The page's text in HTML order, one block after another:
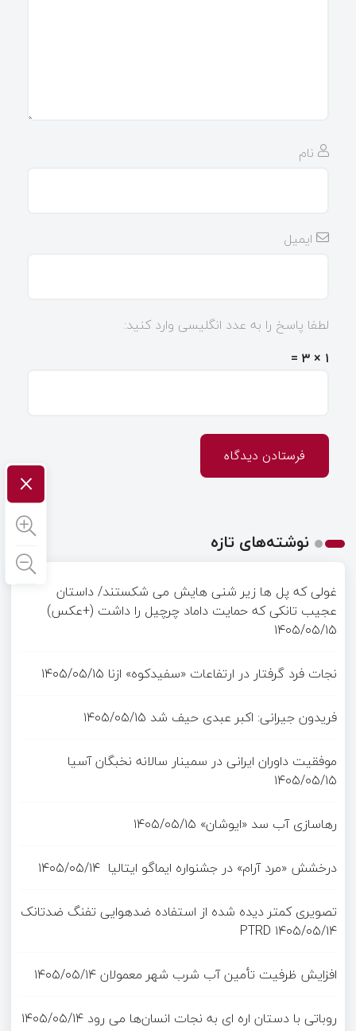
نام
ایمیل
لطفا پاسخ را به عدد انگلیسی وارد کنید:
۱ × ۳ =
نوشته‌های تازه
غولی که پل ها زیر شنی هایش می شکستند/ داستان
عجیب تانکی که حمایت داماد چرچیل را داشت (+عکس)
۱۴۰۵/۰۵/۱۵
نجات فرد گرفتار در ارتفاعات «سفیدکوه» ازنا ۱۴۰۵/۰۵/۱۵
فریدون جیرانی: اکبر عبدی حیف شد ۱۴۰۵/۰۵/۱۵
موفقیت داوران ایرانی در سمینار سالانه نخبگان آسیا
۱۴۰۵/۰۵/۱۵
رهاسازی آب سد «ایوشان» ۱۴۰۵/۰۵/۱۵
درخشش «مرد آرام» در جشنواره ایماگو ایتالیا ۱۴۰۵/۰۵/۱۴
تصویری کمتر دیده شده از استفاده ضدهوایی تفنگ ضدتانک
PTRD ۱۴۰۵/۰۵/۱۴
افزایش ظرفیت تأمین آب شرب شهر معمولان۱۴۰۵/۰۵/۱۴
روباتی با دستان اره ای به نجات انسان‌ها می رود ۱۴۰۵/۰۵/۱۴
×